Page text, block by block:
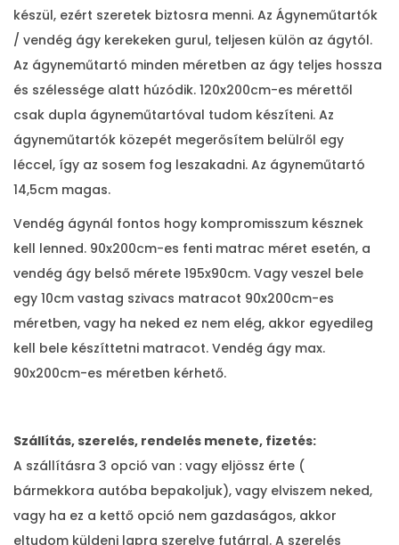
készül, ezért szeretek biztosra menni. Az Ágyneműtartók
/ vendég ágy kerekeken gurul, teljesen külön az ágytól.
Az ágyneműtartó minden méretben az ágy teljes hossza
és szélessége alatt húzódik. 120x200cm-es mérettől
csak dupla ágyneműtartóval tudom készíteni. Az
ágyneműtartók közepét megerősítem belülről egy
léccel, így az sosem fog leszakadni. Az ágyneműtartó
14,5cm magas.
Vendég ágynál fontos hogy kompromisszum késznek
kell lenned. 90x200cm-es fenti matrac méret esetén, a
vendég ágy belső mérete 195x90cm. Vagy veszel bele
egy 10cm vastag szivacs matracot 90x200cm-es
méretben, vagy ha neked ez nem elég, akkor egyedileg
kell bele készíttetni matracot. Vendég ágy max.
90x200cm-es méretben kérhető.
Szállítás, szerelés, rendelés menete, fizetés:
A szállításra 3 opció van : vagy eljössz érte (
bármekkora autóba bepakoljuk), vagy elviszem neked,
vagy ha ez a kettő opció nem gazdaságos, akkor
eltudom küldeni lapra szerelve futárral. A szerelés